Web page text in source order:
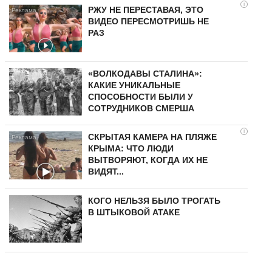
i
РЖУ НЕ ПЕРЕСТАВАЯ, ЭТО
ВИДЕО ПЕРЕСМОТРИШЬ НЕ
РАЗ
«ВОЛКОДАВЫ СТАЛИНА»:
КАКИЕ УНИКАЛЬНЫЕ
СПОСОБНОСТИ БЫЛИ У
СОТРУДНИКОВ СМЕРША
i
СКРЫТАЯ КАМЕРА НА ПЛЯЖЕ
КРЫМА: ЧТО ЛЮДИ
ВЫТВОРЯЮТ, КОГДА ИХ НЕ
ВИДЯТ...
КОГО НЕЛЬЗЯ БЫЛО ТРОГАТЬ
В ШТЫКОВОЙ АТАКЕ